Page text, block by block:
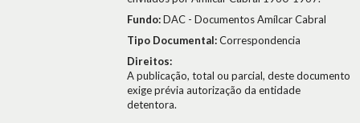
Fundo:DAC - Documentos Amílcar Cabral
Tipo Documental:Correspondencia
Direitos:
A publicação, total ou parcial, deste documento
exige prévia autorização da entidade
detentora.